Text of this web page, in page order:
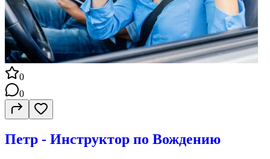
0
0
Петр - Инструктор по Вождению